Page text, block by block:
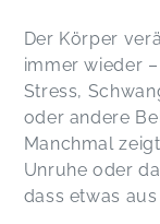
Der Körper
immer wieder
Stress,
oder andere
Manchmal
Unruhe oder
dass etwas